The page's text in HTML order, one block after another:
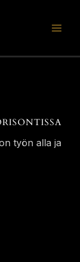
työn alla ja